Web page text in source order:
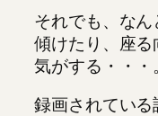
それでも、な
傾けたり、座
気がする・・・
録画されている